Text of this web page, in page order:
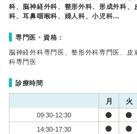
科、脳神経外科、整形外科、形成外科
科、耳鼻咽喉科、婦人科、小児科…
専門医・資格：
脳神経外科専門医、整形外科専門医、
科専門医
診療時間
月 火
09:30-12:30
14:30-17:30